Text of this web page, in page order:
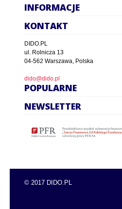
INFORMACJE
KONTAKT
DIDO.PL
ul. Rolnicza 13
04-562 Warszawa, Polska
dido@dido.pl
POPULARNE
NEWSLETTER
© 2017 DIDO.PL